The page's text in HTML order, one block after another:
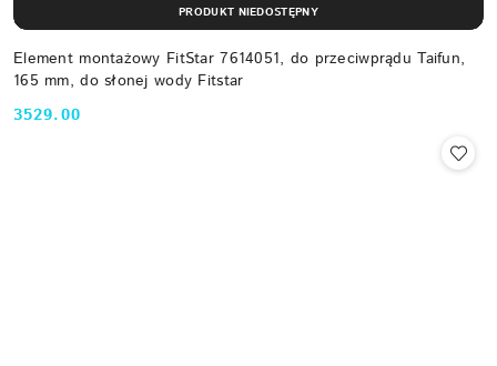
Element montażowy FitStar 7614051, do przeciwprądu Taifun,
165 mm, do słonej wody Fitstar
Cena:
3529.00
PRODUKT NIEDOSTĘPNY